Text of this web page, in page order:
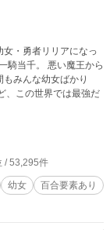
女・勇者リリアになっ
騎当千。 悪い魔王から
みんな幼女ばかり
/ 53,295件
幼女
百合要素あり